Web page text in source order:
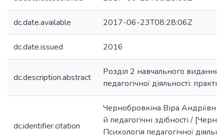
dc.date.available 2017-06-23T08:28:06Z
dc.date.issued 2016
dc.description.abstract
Розділ 2 навчального видання
педагогічної діяльності:
dc.identifier.citation
Чернобровкіна Віра
й педагогічні здібності /
Психологія педагогічної